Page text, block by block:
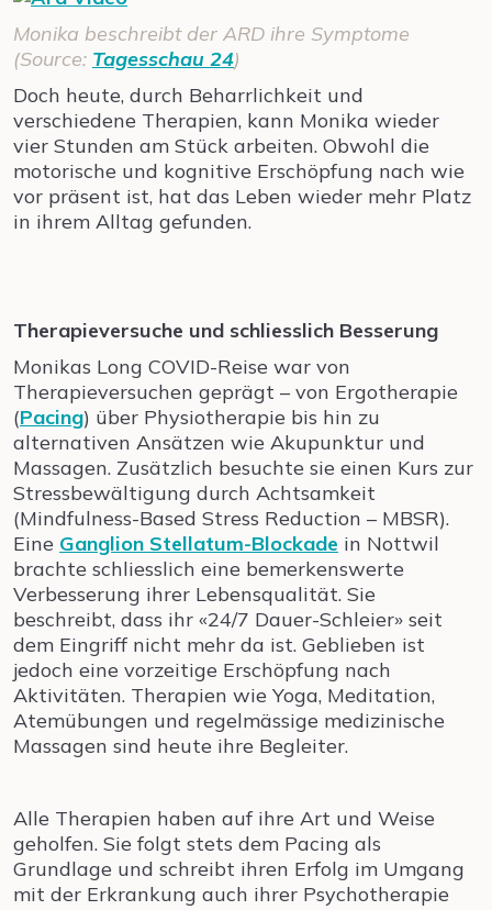
Monika beschreibt der ARD ihre Symptome
(Source: Tagesschau 24)
Doch heute, durch Beharrlichkeit und
verschiedene Therapien, kann Monika wieder
vier Stunden am Stück arbeiten. Obwohl die
motorische und kognitive Erschöpfung nach wie
vor präsent ist, hat das Leben wieder mehr Platz
in ihrem Alltag gefunden.
Therapieversuche und schliesslich Besserung
Monikas Long COVID-Reise war von
Therapieversuchen geprägt – von Ergotherapie
(Pacing) über Physiotherapie bis hin zu
alternativen Ansätzen wie Akupunktur und
Massagen. Zusätzlich besuchte sie einen Kurs zur
Stressbewältigung durch Achtsamkeit
(Mindfulness-Based Stress Reduction – MBSR).
Eine Ganglion Stellatum-Blockade in Nottwil
brachte schliesslich eine bemerkenswerte
Verbesserung ihrer Lebensqualität. Sie
beschreibt, dass ihr «24/7 Dauer-Schleier» seit
dem Eingriff nicht mehr da ist. Geblieben ist
jedoch eine vorzeitige Erschöpfung nach
Aktivitäten. Therapien wie Yoga, Meditation,
Atemübungen und regelmässige medizinische
Massagen sind heute ihre Begleiter.
Alle Therapien haben auf ihre Art und Weise
geholfen. Sie folgt stets dem Pacing als
Grundlage und schreibt ihren Erfolg im Umgang
mit der Erkrankung auch ihrer Psychotherapie